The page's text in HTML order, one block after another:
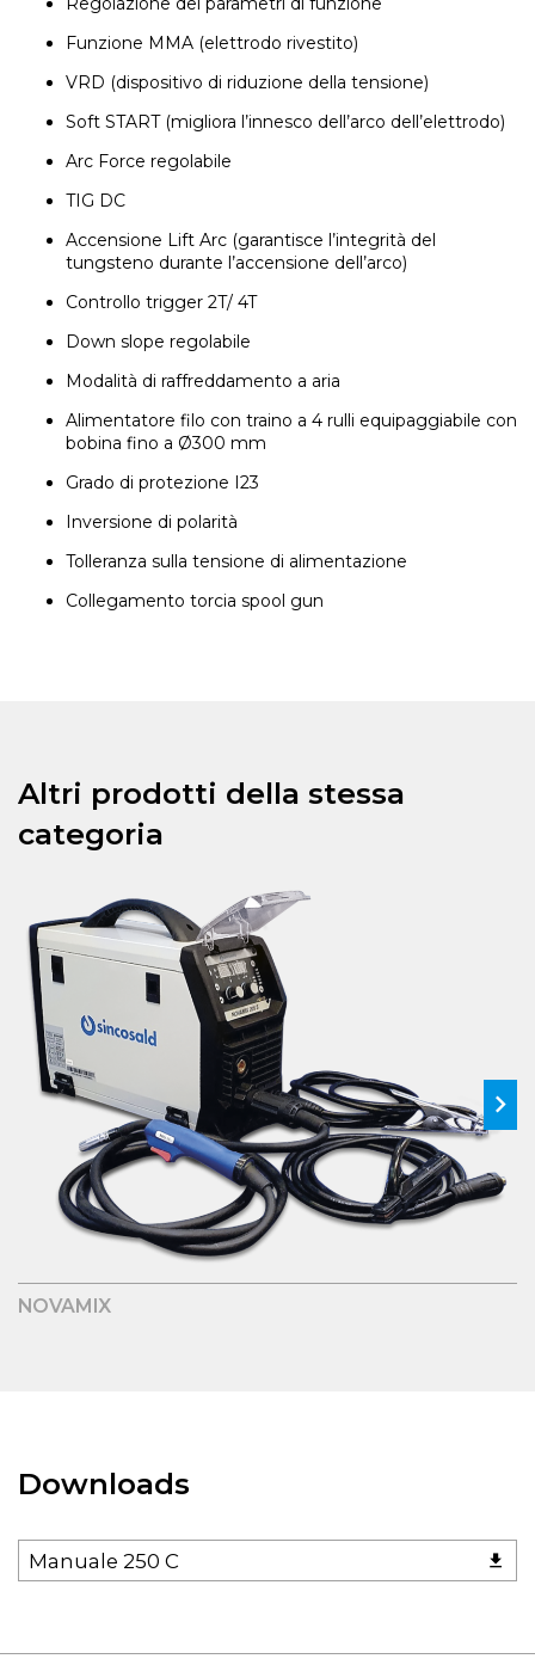
Funzione MMA (elettrodo rivestito)
VRD (dispositivo di riduzione della tensione)
Soft START (migliora l’innesco dell’arco dell’elettrodo)
Arc Force regolabile
TIG DC
Accensione Lift Arc (garantisce l’integrità del
tungsteno durante l’accensione dell’arco)
Controllo trigger 2T/ 4T
Down slope regolabile
Modalità di raffreddamento a aria
Alimentatore filo con traino a 4 rulli equipaggiabile con
bobina fino a Ø300 mm
Grado di protezione I23
Inversione di polarità
Tolleranza sulla tensione di alimentazione
Collegamento torcia spool gun
Altri prodotti della stessa
categoria
NOVAMIX
Downloads
Manuale 250 C